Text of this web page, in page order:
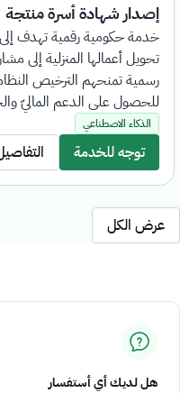
إصدار شهادة أسرة منتجة
خدمة حكومية رقمية تهدف إلى
تحويل أعمالها المنزلية إلى
رسمية تمنحهم الترخيص
للحصول على الدعم الماليّ
التقديم على الخدمة إلكترونيًا
البنك.
الذكاء الاصطناعي
توجه للخدمة
عرض الكل
هل لديك أي أستفسار